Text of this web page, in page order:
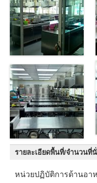
รายละเอียดพื้นที่/จำนวนที่
หน่วยปฏิบัติการด้านอา